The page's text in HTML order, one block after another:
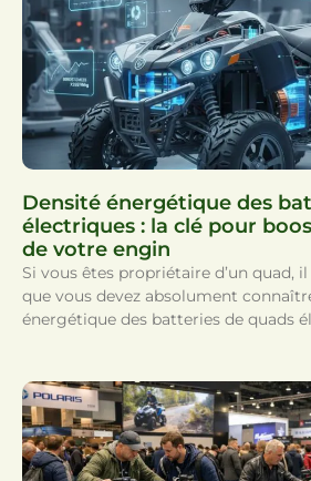
Densité énergétique des
électriques : la clé pour
de votre engin
Si vous êtes propriétaire d’un quad,
que vous devez absolument
énergétique des batteries de quads